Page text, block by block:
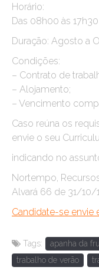
Horário:
Das 08h00 às
Duração: Agosto a
Condições:
– Contrato de
– Alojamento;
– Vencimento
Caso reúna os
envie o seu
indicando no
Nortempo,
Alvará 66 de 31/10/
Candidate-se envie
Tags: apanha da
trabalho de verão